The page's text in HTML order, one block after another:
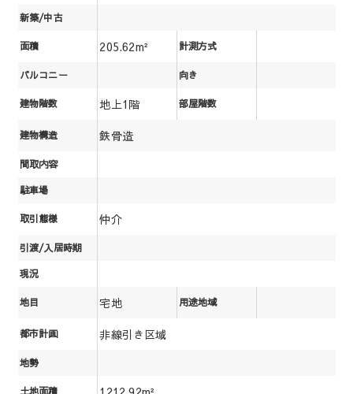
新築/中古
面積 205.62m² 計測方式
バルコニー 向き
建物階数 地上1階 部屋階数
建物構造 鉄骨造
間取内容
駐車場
取引態様 仲介
引渡/入居時期
現況
地目 宅地 用途地域
都市計画 非線引き区域
地勢
土地面積